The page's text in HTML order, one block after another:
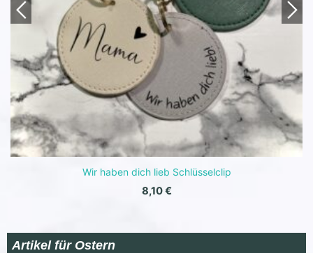
Wir haben dich lieb Schlüsselclip
8,10€
Artikel für Ostern